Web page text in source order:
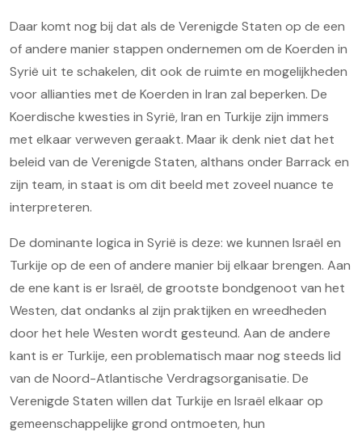
Daar komt nog bij dat als de Verenigde Staten op de een
of andere manier stappen ondernemen om de Koerden in
Syrië uit te schakelen, dit ook de ruimte en mogelijkheden
voor allianties met de Koerden in Iran zal beperken. De
Koerdische kwesties in Syrië, Iran en Turkije zijn immers
met elkaar verweven geraakt. Maar ik denk niet dat het
beleid van de Verenigde Staten, althans onder Barrack en
zijn team, in staat is om dit beeld met zoveel nuance te
interpreteren.
De dominante logica in Syrië is deze: we kunnen Israël en
Turkije op de een of andere manier bij elkaar brengen. Aan
de ene kant is er Israël, de grootste bondgenoot van het
Westen, dat ondanks al zijn praktijken en wreedheden
door het hele Westen wordt gesteund. Aan de andere
kant is er Turkije, een problematisch maar nog steeds lid
van de Noord-Atlantische Verdragsorganisatie. De
Verenigde Staten willen dat Turkije en Israël elkaar op
gemeenschappelijke grond ontmoeten, hun